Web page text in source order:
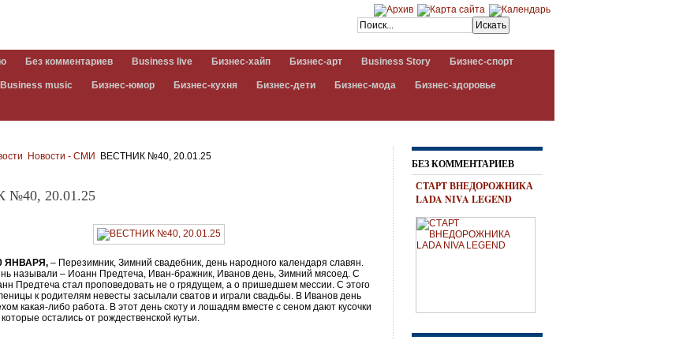
Без комментариев Business live Бизнес-хайп Бизнес-арт Business Story Бизнес-спорт
Business music Бизнес-юмор Бизнес-кухня Бизнес-дети Бизнес-мода Бизнес-здоровье
Новости - СМИ ВЕСТНИК №40, 20.01.25
20.01.25
ЯНВАРЯ, – Перезимник, Зимний свадебник, день народного календаря славян.
называли – Иоанн Предтеча, Иван-бражник, Иванов день, Зимний мясоед. С
Предтеча стал проповедовать не о грядущем, а о пришедшем мессии. С этого
к родителям невесты засылали сватов и играли свадьбы. В Иванов день
какая-либо работа. В этот день скоту и лошадям вместе с сеном дают кусочки
остались от рождественской кутьи.
БЕЗ КОММЕНТАРИЕВ
СТАРТ ВНЕДОРОЖНИКА
LADA NIVA LEGEND